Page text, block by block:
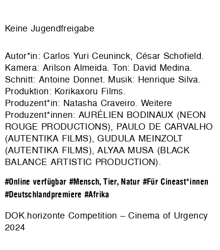
Keine Jugendfreigabe
Autor*in: Carlos Yuri Ceuninck, César Schofield.
Kamera: Arilson Almeida. Ton: David Medina.
Schnitt: Antoine Donnet. Musik: Henrique Silva.
Produktion: Korikaxoru Films.
Produzent*in: Natasha Craveiro. Weitere
Produzent*innen: AURÉLIEN BODINAUX (NEON
ROUGE PRODUCTIONS), PAULO DE CARVALHO
(AUTENTIKA FILMS), GUDULA MEINZOLT
(AUTENTIKA FILMS), ALYAA MUSA (BLACK
BALANCE ARTISTIC PRODUCTION).
#Online verfügbar #Mensch, Tier, Natur #Für Cineast*innen
#Deutschlandpremiere #Afrika
DOK.horizonte Competition – Cinema of Urgency
2024